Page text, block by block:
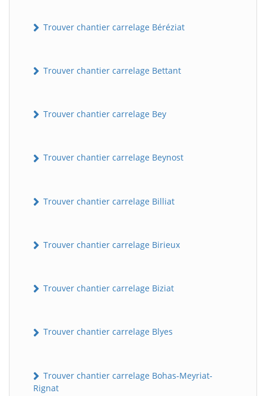
Trouver chantier carrelage Béréziat
Trouver chantier carrelage Bettant
Trouver chantier carrelage Bey
Trouver chantier carrelage Beynost
Trouver chantier carrelage Billiat
Trouver chantier carrelage Birieux
Trouver chantier carrelage Biziat
Trouver chantier carrelage Blyes
Trouver chantier carrelage Bohas-Meyriat-
Rignat